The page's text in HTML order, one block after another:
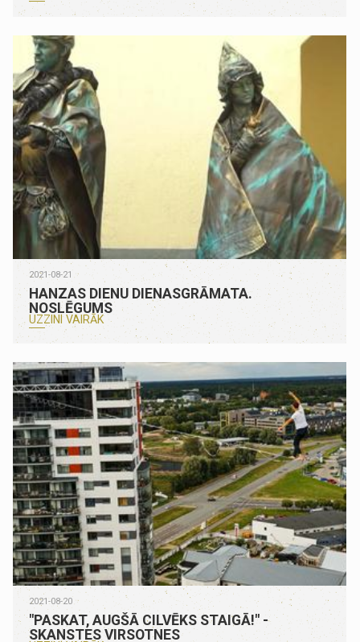
2021-08-21
HANZAS DIENU DIENASGRĀMATA.
NOSLĒGUMS
UZZINI VAIRĀK
2021-08-20
"PASKAT, AUGŠĀ CILVĒKS STAIGĀ!" -
SKANSTES VIRSOTNES